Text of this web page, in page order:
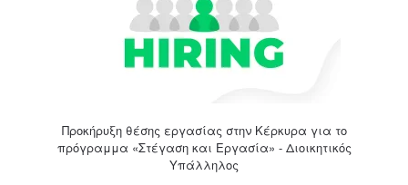
Προκήρυξη θέσης εργασίας στην Κέρκυρα για το
πρόγραμμα «Στέγαση και Εργασία» - Διοικητικός
Υπάλληλος